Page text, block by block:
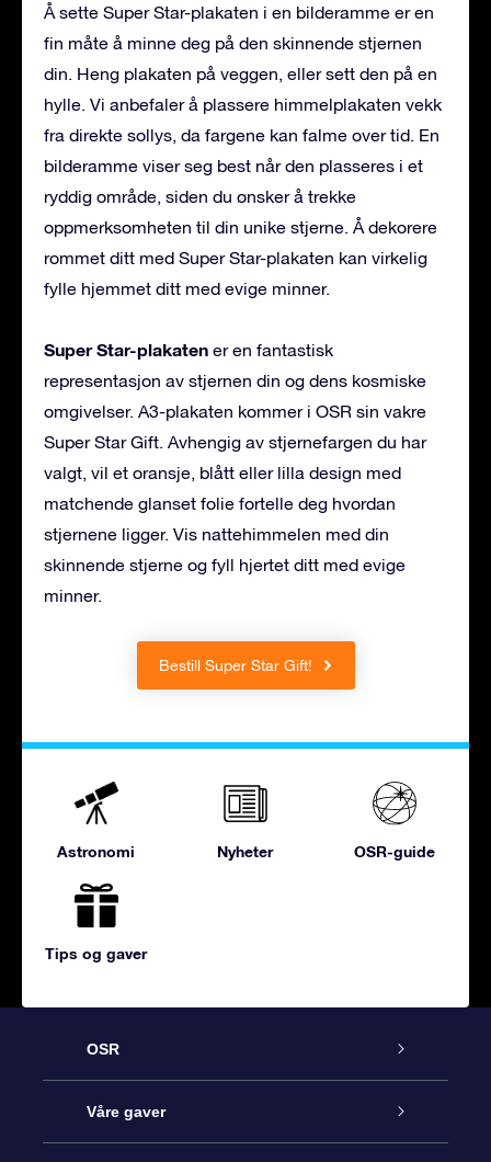
Å sette Super Star-plakaten i en bilderamme er en
fin måte å minne deg på den skinnende stjernen
din. Heng plakaten på veggen, eller sett den på en
hylle. Vi anbefaler å plassere himmelplakaten vekk
fra direkte sollys, da fargene kan falme over tid. En
bilderamme viser seg best når den plasseres i et
ryddig område, siden du ønsker å trekke
oppmerksomheten til din unike stjerne. Å dekorere
rommet ditt med Super Star-plakaten kan virkelig
fylle hjemmet ditt med evige minner.
Super Star-plakaten er en fantastisk
representasjon av stjernen din og dens kosmiske
omgivelser. A3-plakaten kommer i OSR sin vakre
Super Star Gift. Avhengig av stjernefargen du har
valgt, vil et oransje, blått eller lilla design med
matchende glanset folie fortelle deg hvordan
stjernene ligger. Vis nattehimmelen med din
skinnende stjerne og fyll hjertet ditt med evige
minner.
Bestill Super Star Gift!
Astronomi Nyheter OSR-guide
Tips og gaver
OSR
Kundeservice
Våre gaver